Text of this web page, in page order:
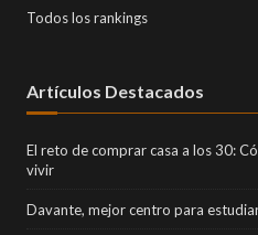
Todos los rankings
Artículos Destacados
El reto de comprar casa a los 30:
vivir
Davante, mejor centro para